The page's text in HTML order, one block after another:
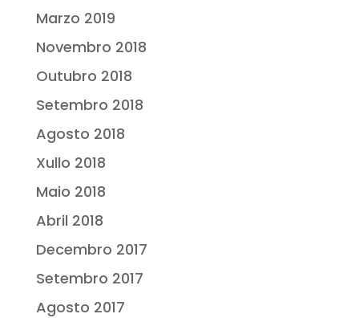
Marzo 2019
Novembro 2018
Outubro 2018
Setembro 2018
Agosto 2018
Xullo 2018
Maio 2018
Abril 2018
Decembro 2017
Setembro 2017
Agosto 2017